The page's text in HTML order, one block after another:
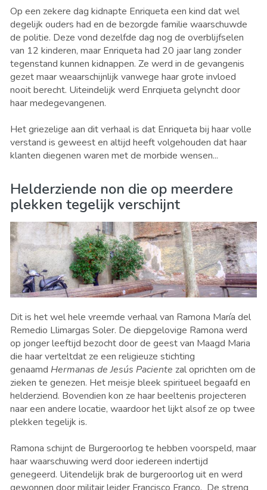
Op een zekere dag kidnapte Enriqueta een kind dat wel
degelijk ouders had en de bezorgde familie waarschuwde
de politie. Deze vond dezelfde dag nog de overblijfselen
van 12 kinderen, maar Enriqueta had 20 jaar lang zonder
tegenstand kunnen kidnappen. Ze werd in de gevangenis
gezet maar weaarschijnlijk vanwege haar grote invloed
nooit berecht. Uiteindelijk werd Enrqiueta gelyncht door
haar medegevangenen.
Het griezelige aan dit verhaal is dat Enriqueta bij haar volle
verstand is geweest en altijd heeft volgehouden dat haar
klanten diegenen waren met de morbide wensen...
Helderziende non die op meerdere
plekken tegelijk verschijnt
Dit is het wel hele vreemde verhaal van Ramona María del
Remedio Llimargas Soler. De diepgelovige Ramona werd
op jonger leeftijd bezocht door de geest van Maagd Maria
die haar verteltdat ze een religieuze stichting
genaamd Hermanas de Jesús Paciente zal oprichten om de
zieken te genezen. Het meisje bleek spiritueel begaafd en
helderziend. Bovendien kon ze haar beeltenis projecteren
naar een andere locatie, waardoor het lijkt alsof ze op twee
plekken tegelijk is.
Ramona schijnt de Burgeroorlog te hebben voorspeld, maar
haar waarschuwing werd door iedereen indertijd
genegeerd. Uitendelijk brak de burgeroorlog uit en werd